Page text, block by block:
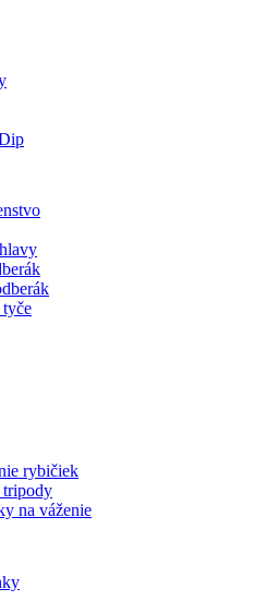
tyče
rybičiek
tripody
na váženie